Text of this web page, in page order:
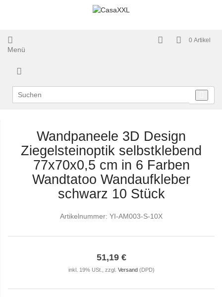
Menü
0 Artikel
Wandpaneele 3D Design
Ziegelsteinoptik selbstklebend
77x70x0,5 cm in 6 Farben
Wandtatoo Wandaufkleber
schwarz 10 Stück
Artikelnummer: YI-AM003-S-10X
51,19 €
inkl. 19% USt., zzgl. Versand (DPD)